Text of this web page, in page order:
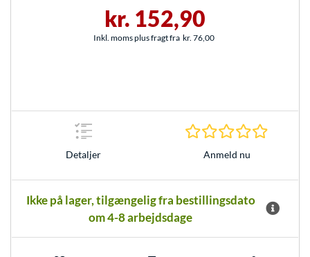
kr. 152,90
Inkl. moms plus fragt fra kr. 76,00
Detaljer Anmeld nu
Ikke på lager, tilgængelig fra bestillingsdato
om 4-8 arbejdsdage